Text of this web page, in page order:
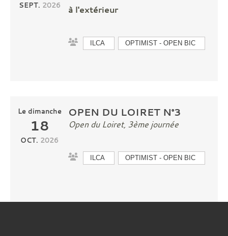
SEPT. 2026
à l'extérieur
ILCA OPTIMIST - OPEN BIC
Le dimanche
18
OCT. 2026
OPEN DU LOIRET N°3
Open du Loiret, 3ème journée
ILCA OPTIMIST - OPEN BIC